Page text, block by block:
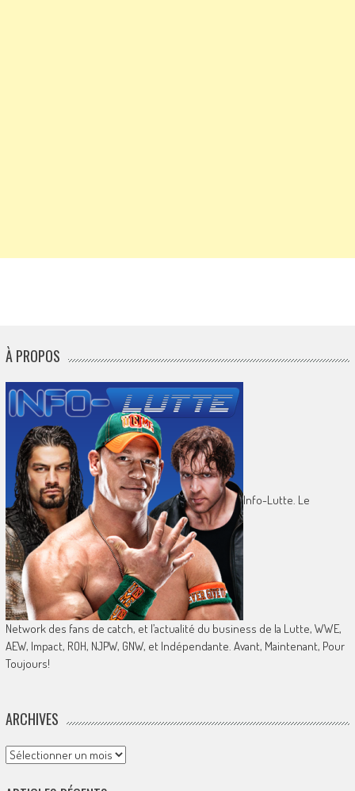
À PROPOS
Info-Lutte. Le
Network des fans de catch, et l’actualité du business de la Lutte, WWE,
AEW, Impact, ROH, NJPW, GNW, et Indépendante. Avant, Maintenant, Pour
Toujours!
ARCHIVES
Archives